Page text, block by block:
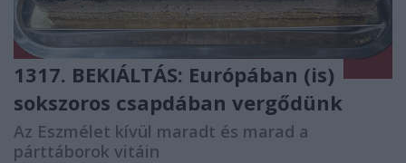
1317. BEKIÁLTÁS: Európában (is)
sokszoros csapdában vergődünk
Az Eszmélet kívül maradt és marad a
párttáborok vitáin